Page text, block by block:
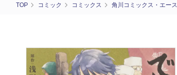
TOP コミック コミックス 角川コミックス・エース